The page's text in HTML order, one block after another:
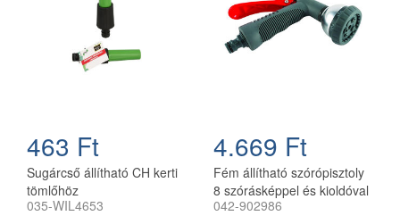
463 Ft
Sugárcső állítható CH kerti
tömlőhöz
035-WIL4653
4.669 Ft
Fém állítható szórópisztoly
8 szórásképpel és kioldóval
042-902986